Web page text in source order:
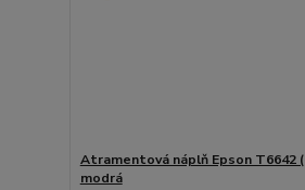
Atramentová náplň Epson T6642
modrá